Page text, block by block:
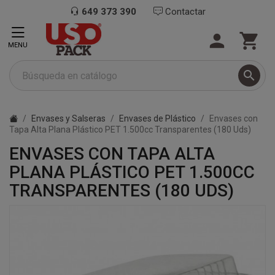
649 373 390 Contactar

 
MENU
Envases y Salseras Envases de Plástico
Envases con
Tapa Alta Plana Plástico PET 1.500cc Transparentes (180 Uds)
ENVASES CON TAPA ALTA
PLANA PLÁSTICO PET 1.500CC
TRANSPARENTES (180 UDS)